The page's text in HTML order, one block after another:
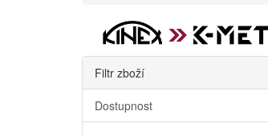
Filtr zboží
Dostupnost